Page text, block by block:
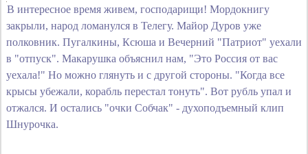
В интересное время живем, господарищи! Мордокнигу
закрыли, народ ломанулся в Телегу. Майор Дуров уже
полковник. Пугалкины, Ксюша и Вечерний "Патриот" уехали
в "отпуск". Макарушка объяснил нам, "Это Россия от вас
уехала!" Но можно глянуть и с другой стороны. "Когда все
крысы убежали, корабль перестал тонуть". Вот рубль упал и
отжался. И остались "очки Собчак" - духоподъемный клип
Шнурочка.